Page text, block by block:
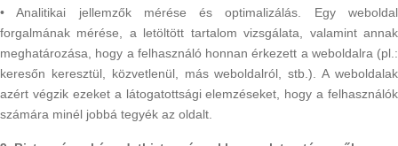
• Analitikai jellemzők mérése és optimalizálás. Egy weboldal
forgalmának mérése, a letöltött tartalom vizsgálata, valamint annak
meghatározása, hogy a felhasználó honnan érkezett a weboldalra (pl.:
keresőn keresztül, közvetlenül, más weboldalról, stb.). A weboldalak
azért végzik ezeket a látogatottsági elemzéseket, hogy a felhasználók
számára minél jobbá tegyék az oldalt.